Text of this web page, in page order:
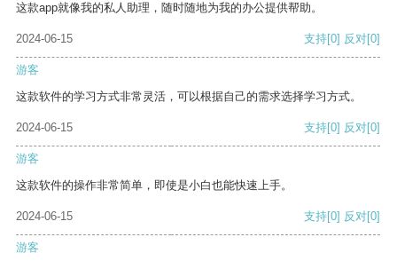
这款app就像我的私人助理，随时随地为我的办公提供帮助。
2024-06-15 支持[0] 反对[0]
游客
这款软件的学习方式非常灵活，可以根据自己的需求选择学习方式。
2024-06-15 支持[0] 反对[0]
游客
这款软件的操作非常简单，即使是小白也能快速上手。
2024-06-15 支持[0] 反对[0]
游客